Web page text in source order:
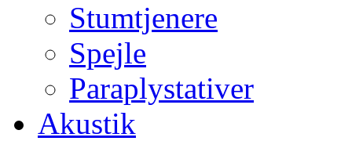
Stumtjenere
Spejle
Paraplystativer
Akustik